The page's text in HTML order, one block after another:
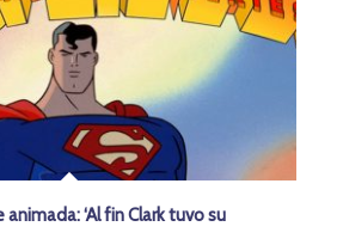
‘Al fin Clark tuvo su